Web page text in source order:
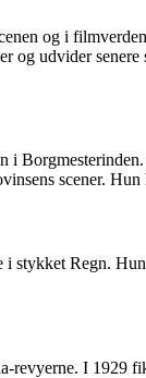
og i
udvider
i
scener.
Regn.
I 1929